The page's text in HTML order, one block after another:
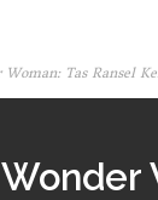
Woman: Tas Ransel